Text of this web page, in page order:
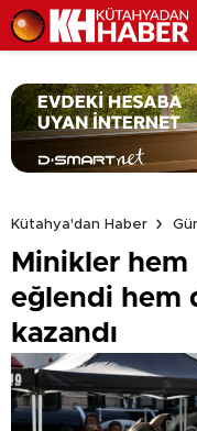
Kütahya'dan Haber
Minikler hem
eğlendi hem
kazandı